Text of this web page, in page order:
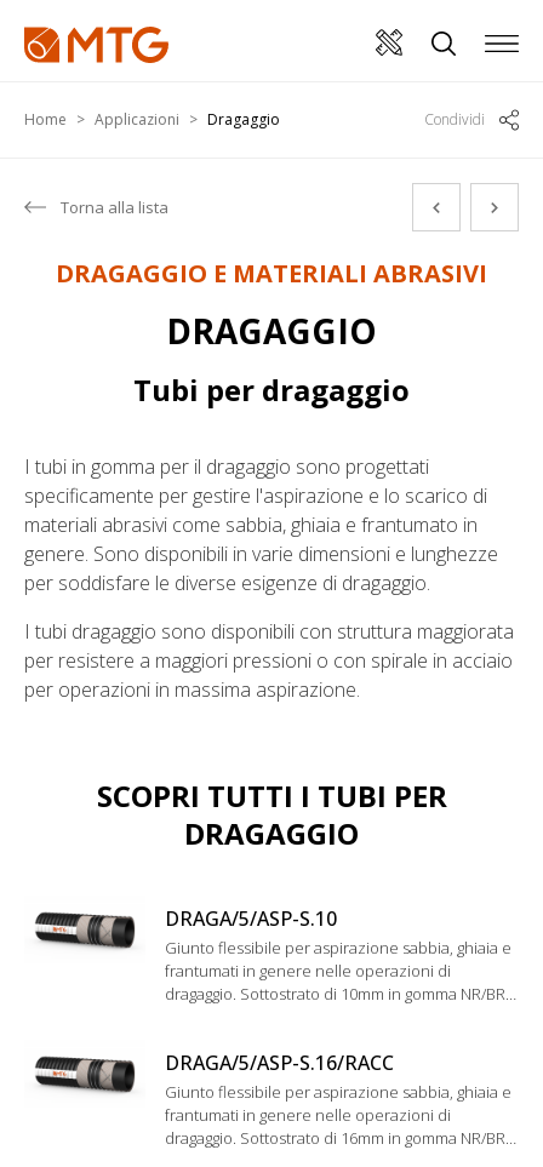
Home Applicazioni Dragaggio Condividi
Torna alla lista
DRAGAGGIO E MATERIALI ABRASIVI
DRAGAGGIO
Tubi per dragaggio
I tubi in gomma per il dragaggio sono progettati
specificamente per gestire l'aspirazione e lo scarico di
materiali abrasivi come sabbia, ghiaia e frantumato in
genere. Sono disponibili in varie dimensioni e lunghezze
per soddisfare le diverse esigenze di dragaggio.
I tubi dragaggio sono disponibili con struttura maggiorata
per resistere a maggiori pressioni o con spirale in acciaio
per operazioni in massima aspirazione.
SCOPRI TUTTI I TUBI PER
DRAGAGGIO
DRAGA/5/ASP-S.10
Giunto flessibile per aspirazione sabbia, ghiaia e
frantumati in genere nelle operazioni di
dragaggio. Sottostrato di 10mm in gomma NR/BR
DRAGA/5/ASP-S.16/RACC
Giunto flessibile per aspirazione sabbia, ghiaia e
frantumati in genere nelle operazioni di
dragaggio. Sottostrato di 16mm in gomma NR/BR